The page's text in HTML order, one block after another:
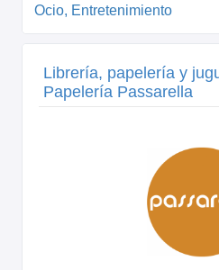
Ocio, Entretenimiento
Librería, papelería y
Papelería Passarella